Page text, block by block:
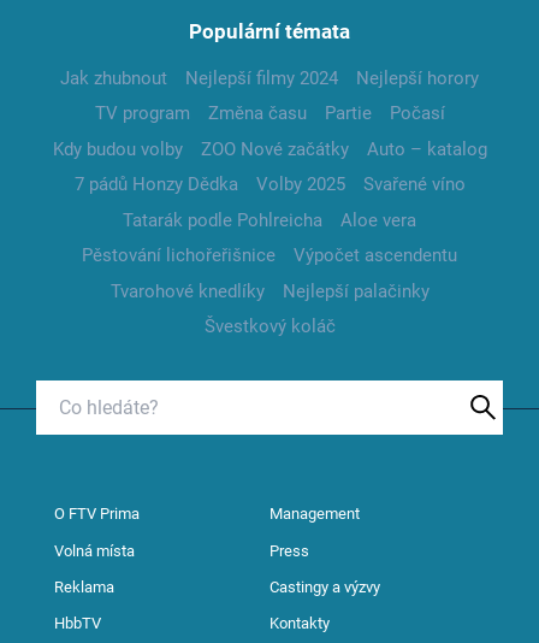
Populární témata
Jak zhubnout Nejlepší filmy 2024
Nejlepší horory
TV program
Změna času Partie
Počasí
Kdy budou volby
ZOO Nové začátky
Auto – katalog
7 pádů Honzy Dědka
Volby 2025
Svařené víno
Tatarák podle Pohlreicha
Aloe vera
Pěstování lichořeřišnice
Výpočet ascendentu
Tvarohové knedlíky
Nejlepší palačinky
Švestkový koláč
O FTV Prima Management
Volná místa Press
Reklama Castingy a výzvy
HbbTV Kontakty